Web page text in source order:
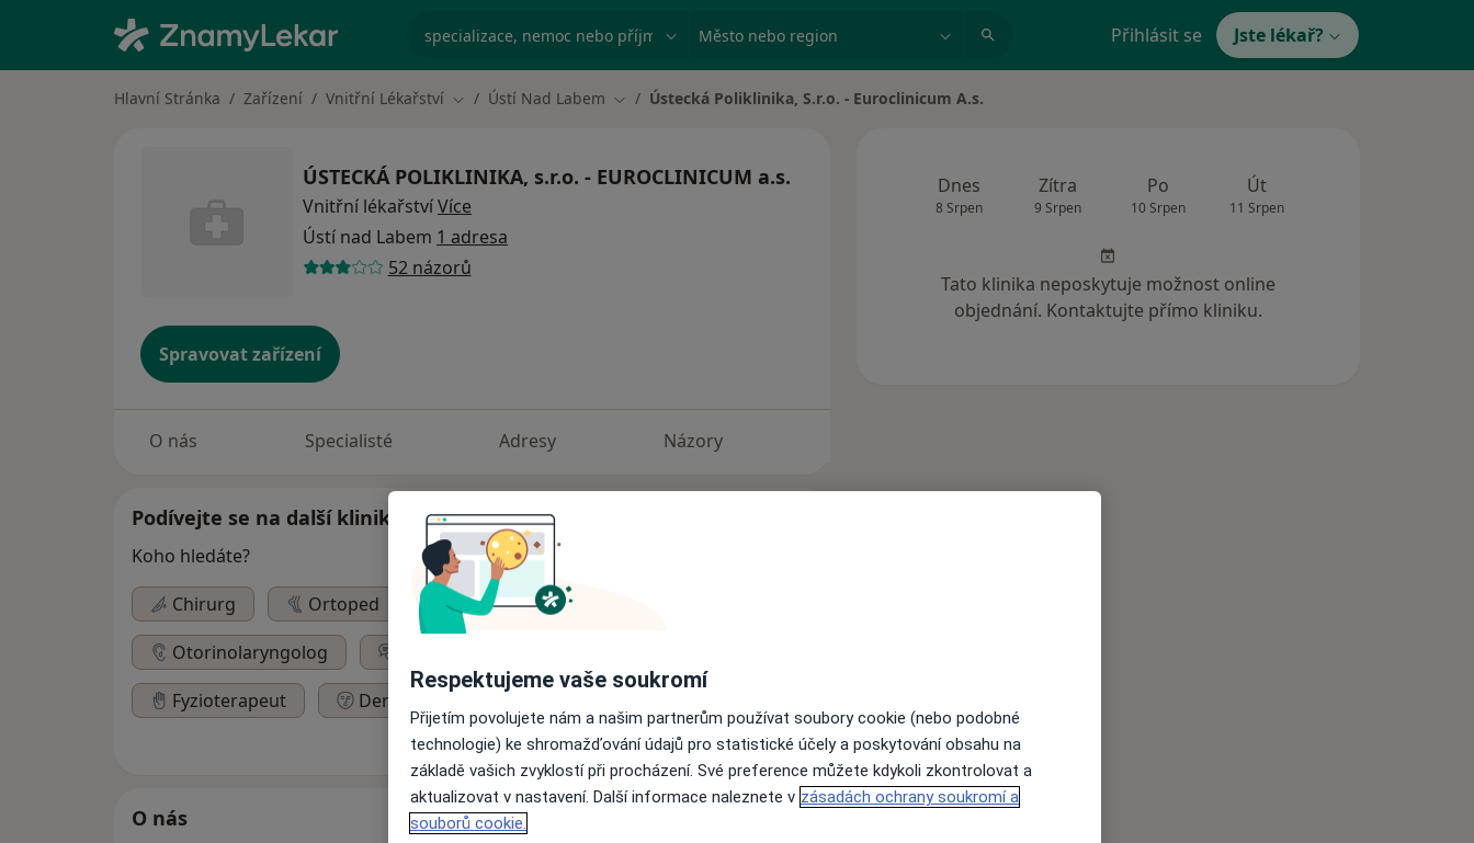
specializace, nemoc nebo příjmení Město nebo region Přihlásit se Jste lékař?
Hlavní Stránka Zařízení Vnitřní Lékařství Změna města
Ústí Nad Labem Změna města
Ústecká Poliklinika, S.r.o. - Euroclinicum A.s.
ÚSTECKÁ POLIKLINIKA, s.r.o. - EUROCLINICUM a.s.
Vnitřní lékařstvíVíce
Ústí nad Labem 1 adresa
52 názorů
Spravovat zařízení
O nás Specialisté Adresy Názory
Podívejte se na další kliniky
Koho hledáte?
Chirurg
Ortoped Urolog
Otorinolaryngolog
Fyzioterapeut
Dermatolog
Hledejte jinou specializaci
O nás
Dnes
8 Srpen
Zítra
9 Srpen
Po
10 Srpen
Út
11 Srpen
Tato klinika neposkytuje možnost online
objednání. Kontaktujte přímo kliniku.
Respektujeme vaše soukromí
Přijetím povolujete nám a našim partnerům používat soubory cookie (nebo podobné
technologie) ke shromažďování údajů pro statistické účely a poskytování obsahu na
základě vašich zvyklostí při procházení. Své preference můžete kdykoli zkontrolovat a
aktualizovat v nastavení. Další informace naleznete v zásadách ochrany soukromí a
souborů cookie.